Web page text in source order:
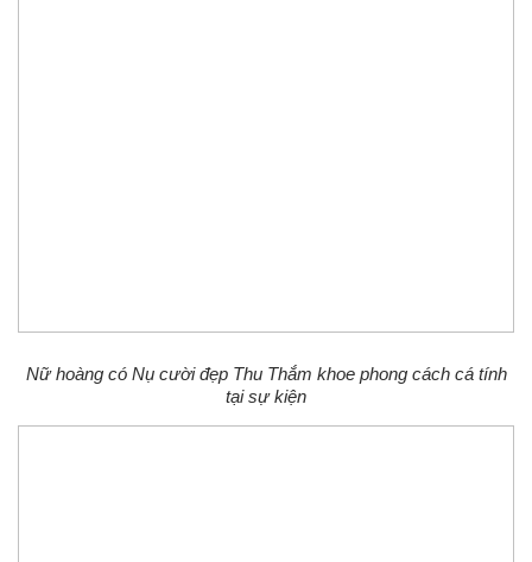
Nữ hoàng có Nụ cười đẹp Thu Thắm khoe phong cách cá tính
tại sự kiện